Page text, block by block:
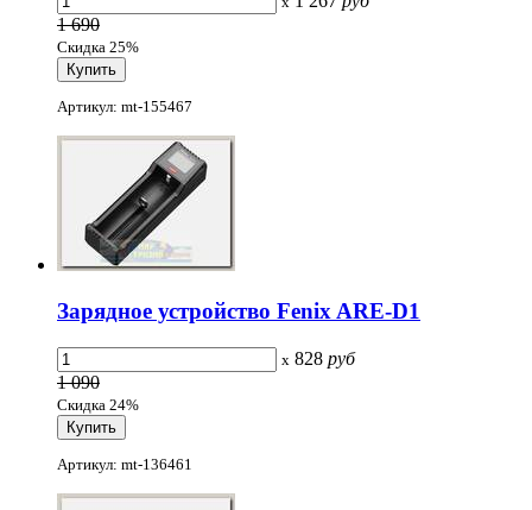
1 690
Скидка 25%
Артикул: mt-155467
Зарядное устройство Fenix ARE-D1
x 828 руб
1 090
Скидка 24%
Артикул: mt-136461